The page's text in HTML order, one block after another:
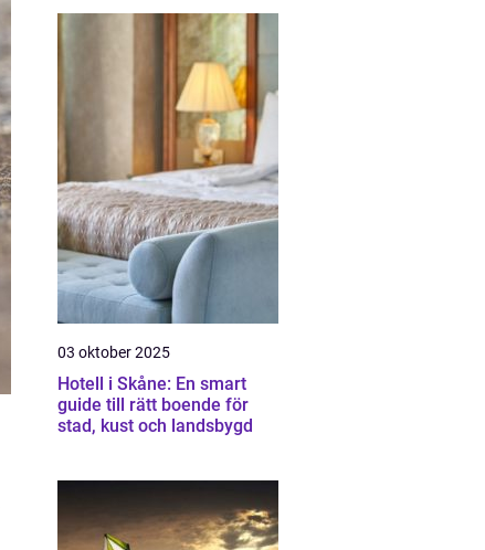
03 oktober 2025
Hotell i Skåne: En smart
guide till rätt boende för
stad, kust och landsbygd